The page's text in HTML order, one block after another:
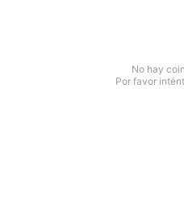
No hay
Por favor